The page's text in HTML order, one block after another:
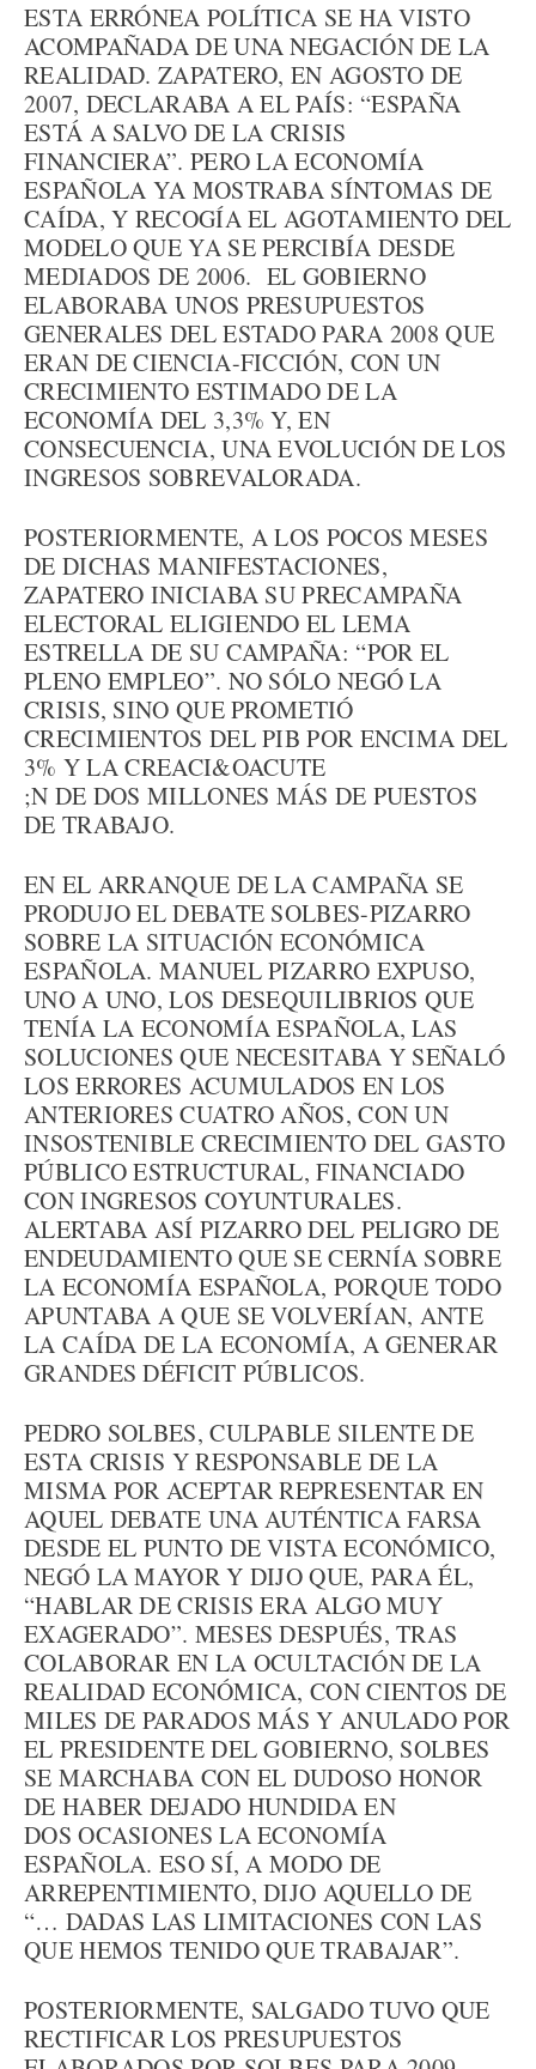
ESTA ERRÓNEA POLÍTICA SE HA VISTO
ACOMPAÑADA DE UNA NEGACIÓN DE LA
REALIDAD. ZAPATERO, EN AGOSTO DE
2007, DECLARABA A EL PAÍS: “ESPAÑA
ESTÁ A SALVO DE LA CRISIS
FINANCIERA”. PERO LA ECONOMÍA
ESPAÑOLA YA MOSTRABA SÍNTOMAS DE
CAÍDA, Y RECOGÍA EL AGOTAMIENTO DEL
MODELO QUE YA SE PERCIBÍA DESDE
MEDIADOS DE 2006. EL GOBIERNO
ELABORABA UNOS PRESUPUESTOS
GENERALES DEL ESTADO PARA 2008 QUE
ERAN DE CIENCIA-FICCIÓN, CON UN
CRECIMIENTO ESTIMADO DE LA
ECONOMÍA DEL 3,3% Y, EN
CONSECUENCIA, UNA EVOLUCIÓN DE LOS
INGRESOS SOBREVALORADA.
POSTERIORMENTE, A LOS POCOS MESES
DE DICHAS MANIFESTACIONES,
ZAPATERO INICIABA SU PRECAMPAÑA
ELECTORAL ELIGIENDO EL LEMA
ESTRELLA DE SU CAMPAÑA: “POR EL
PLENO EMPLEO”. NO SÓLO NEGÓ LA
CRISIS, SINO QUE PROMETIÓ
CRECIMIENTOS DEL PIB POR ENCIMA DEL
3% Y LA CREACI&OACUTE
;N DE DOS MILLONES MÁS DE PUESTOS
DE TRABAJO.
EN EL ARRANQUE DE LA CAMPAÑA SE
PRODUJO EL DEBATE SOLBES-PIZARRO
SOBRE LA SITUACIÓN ECONÓMICA
ESPAÑOLA. MANUEL PIZARRO EXPUSO,
UNO A UNO, LOS DESEQUILIBRIOS QUE
TENÍA LA ECONOMÍA ESPAÑOLA, LAS
SOLUCIONES QUE NECESITABA Y SEÑALÓ
LOS ERRORES ACUMULADOS EN LOS
ANTERIORES CUATRO AÑOS, CON UN
INSOSTENIBLE CRECIMIENTO DEL GASTO
PÚBLICO ESTRUCTURAL, FINANCIADO
CON INGRESOS COYUNTURALES.
ALERTABA ASÍ PIZARRO DEL PELIGRO DE
ENDEUDAMIENTO QUE SE CERNÍA SOBRE
LA ECONOMÍA ESPAÑOLA, PORQUE TODO
APUNTABA A QUE SE VOLVERÍAN, ANTE
LA CAÍDA DE LA ECONOMÍA, A GENERAR
GRANDES DÉFICIT PÚBLICOS.
PEDRO SOLBES, CULPABLE SILENTE DE
ESTA CRISIS Y RESPONSABLE DE LA
MISMA POR ACEPTAR REPRESENTAR EN
AQUEL DEBATE UNA AUTÉNTICA FARSA
DESDE EL PUNTO DE VISTA ECONÓMICO,
NEGÓ LA MAYOR Y DIJO QUE, PARA ÉL,
“HABLAR DE CRISIS ERA ALGO MUY
EXAGERADO”. MESES DESPUÉS, TRAS
COLABORAR EN LA OCULTACIÓN DE LA
REALIDAD ECONÓMICA, CON CIENTOS DE
MILES DE PARADOS MÁS Y ANULADO POR
EL PRESIDENTE DEL GOBIERNO, SOLBES
SE MARCHABA CON EL DUDOSO HONOR
DE HABER DEJADO HUNDIDA EN
DOS OCASIONES LA ECONOMÍA
ESPAÑOLA. ESO SÍ, A MODO DE
ARREPENTIMIENTO, DIJO AQUELLO DE
“… DADAS LAS LIMITACIONES CON LAS
QUE HEMOS TENIDO QUE TRABAJAR”.
POSTERIORMENTE, SALGADO TUVO QUE
RECTIFICAR LOS PRESUPUESTOS